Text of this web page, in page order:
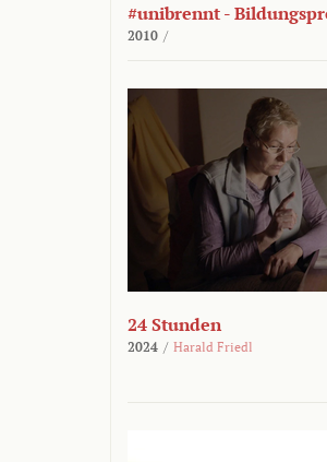
#unibrennt -
2010 /
24 Stunden
2024 / Harald Friedl